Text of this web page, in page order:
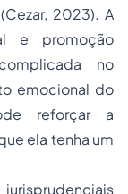
2023). A
e promoção
no
emocional do
reforçar a
ela tenha um